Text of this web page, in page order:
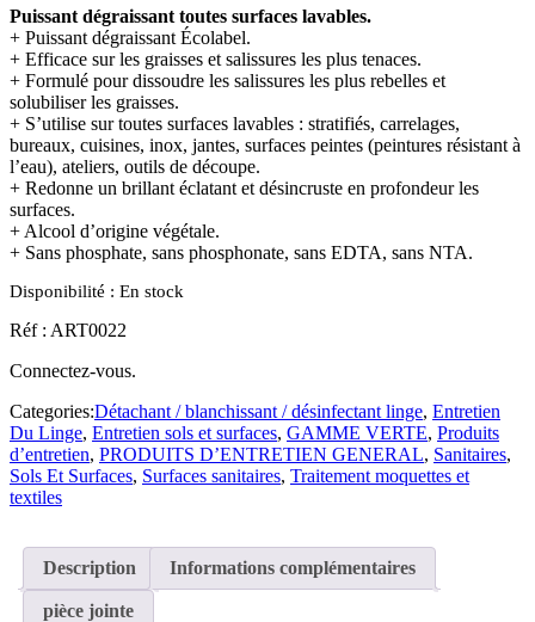
Puissant dégraissant toutes surfaces lavables.
+ Puissant dégraissant Écolabel.
+ Efficace sur les graisses et salissures les plus tenaces.
+ Formulé pour dissoudre les salissures les plus rebelles et
solubiliser les graisses.
+ S’utilise sur toutes surfaces lavables : stratifiés, carrelages,
bureaux, cuisines, inox, jantes, surfaces peintes (peintures résistant à
l’eau), ateliers, outils de découpe.
+ Redonne un brillant éclatant et désincruste en profondeur les
surfaces.
+ Alcool d’origine végétale.
+ Sans phosphate, sans phosphonate, sans EDTA, sans NTA.
Disponibilité : En stock
Réf : ART0022
Connectez-vous.
Categories:Détachant / blanchissant / désinfectant linge, Entretien
Du Linge, Entretien sols et surfaces, GAMME VERTE, Produits
d’entretien, PRODUITS D’ENTRETIEN GENERAL, Sanitaires,
Sols Et Surfaces, Surfaces sanitaires, Traitement moquettes et
textiles
Description Informations complémentaires
pièce jointe